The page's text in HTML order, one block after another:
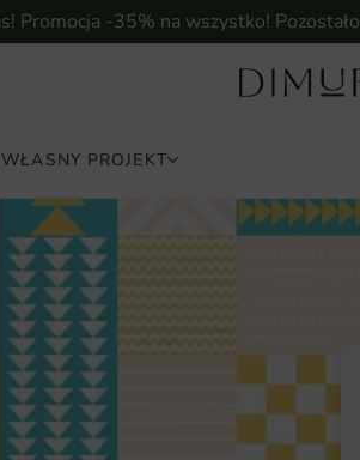
Promocja -35% na wszystko! Pozostało
WŁASNY PROJEKT